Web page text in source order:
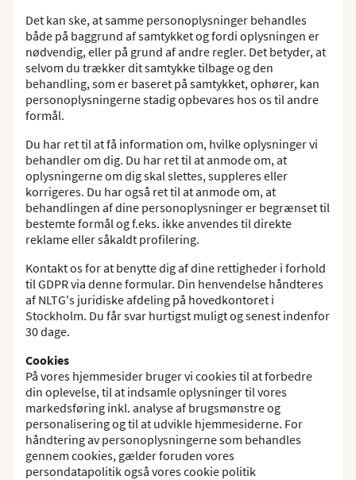
Det kan ske, at samme personoplysninger behandles
både på baggrund af samtykket og fordi oplysningen er
nødvendig, eller på grund af andre regler. Det betyder, at
selvom du trækker dit samtykke tilbage og den
behandling, som er baseret på samtykket, ophører, kan
personoplysningerne stadig opbevares hos os til andre
formål.
Du har ret til at få information om, hvilke oplysninger vi
behandler om dig. Du har ret til at anmode om, at
oplysningerne om dig skal slettes, suppleres eller
korrigeres. Du har også ret til at anmode om, at
behandlingen af dine personoplysninger er begrænset til
bestemte formål og f.eks. ikke anvendes til direkte
reklame eller såkaldt profilering.
Kontakt os for at benytte dig af dine rettigheder i forhold
til GDPR via denne formular. Din henvendelse håndteres
af NLTG's juridiske afdeling på hovedkontoret i
Stockholm. Du får svar hurtigst muligt og senest indenfor
30 dage.
Cookies
På vores hjemmesider bruger vi cookies til at forbedre
din oplevelse, til at indsamle oplysninger til vores
markedsføring inkl. analyse af brugsmønstre og
personalisering og til at udvikle hjemmesiderne. For
håndtering av personoplysningerne som behandles
gennem cookies, gælder foruden vores
persondatapolitik også vores cookie politik